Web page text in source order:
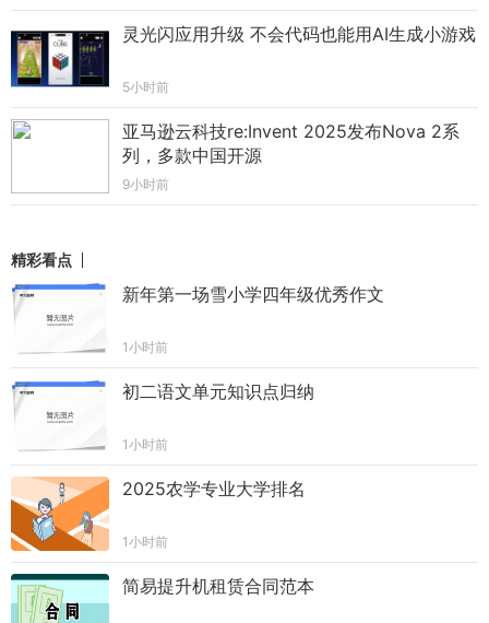
灵光闪应用升级 不会代码也能用AI生成小游戏
5小时前
亚马逊云科技re:Invent 2025发布Nova 2系
列，多款中国开源
9小时前
精彩看点
新年第一场雪小学四年级优秀作文
1小时前
初二语文单元知识点归纳
1小时前
2025农学专业大学排名
1小时前
简易提升机租赁合同范本